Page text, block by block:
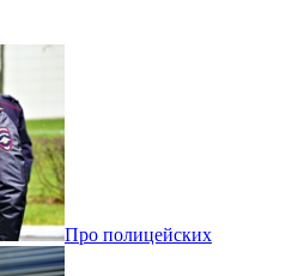
Про полицейских